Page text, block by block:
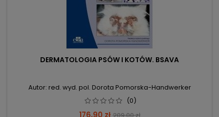
DERMATOLOGIA PSÓW I KOTÓW. BSAVA
Autor: red. wyd. pol. Dorota Pomorska-Handwerker
(0)
Cena
Cena